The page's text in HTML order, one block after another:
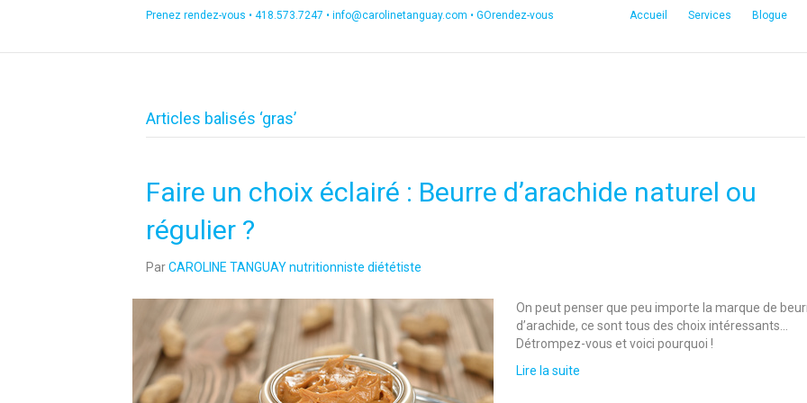
Prenez rendez-vous • 418.573.7247 • info@carolinetanguay.com • GOrendez-vous Accueil Services Blogue
Articles balisés ‘gras’
Faire un choix éclairé : Beurre d’arachide naturel ou
régulier ?
ParCAROLINE TANGUAY nutritionniste diététiste
On peut penser que peu importe la marque de
d’arachide, ce sont tous des choix intéressants…
Détrompez-vous et voici pourquoi !
Lire la suite